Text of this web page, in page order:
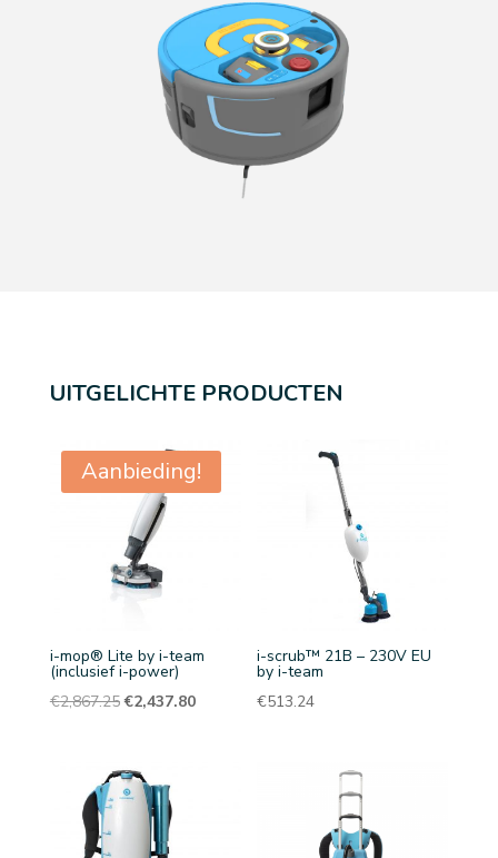
UITGELICHTE PRODUCTEN
Aanbieding!
i-mop® Lite by i-team
(inclusief i-power)
€2,867.25Oorspronkelijke
€2,867.25.
€2,437.80Huidige
i-scrub™ 21B – 230V EU
by i-team
€513.24